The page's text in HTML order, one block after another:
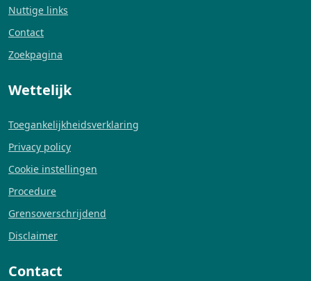
Nuttige links
Contact
Zoekpagina
Wettelijk
Toegankelijkheidsverklaring
Privacy policy
Cookie instellingen
Procedure
Grensoverschrijdend
Disclaimer
Contact